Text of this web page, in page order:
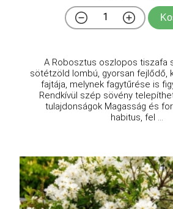
A Robosztus oszlopos tiszafa
sötétzöld lombú, gyorsan fejlődő,
fajtája, melynek fagytűrése is
Rendkívül szép sövény
tulajdonságok Magasság és
habitus, fel ...